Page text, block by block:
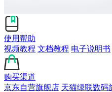
使用帮助
视频教程 文档教程 电子说明书
购买渠道
京东自营旗舰店 天猫绿联数码